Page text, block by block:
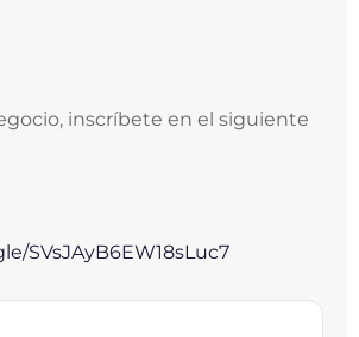
inscríbete en el siguiente
SVsJAyB6EW18sLuc7